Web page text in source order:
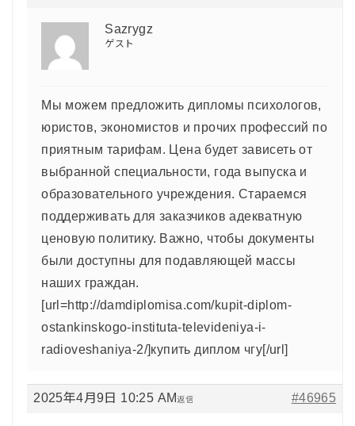
Sazrygz
ゲスト
Мы можем предложить дипломы психологов,
юристов, экономистов и прочих профессий по
приятным тарифам. Цена будет зависеть от
выбранной специальности, года выпуска и
образовательного учреждения. Стараемся
поддерживать для заказчиков адекватную
ценовую политику. Важно, чтобы документы
были доступны для подавляющей массы
наших граждан.
[url=http://damdiplomisa.com/kupit-diplom-
ostankinskogo-instituta-televideniya-i-
radioveshaniya-2/]купить диплом чгу[/url]
2025年4月9日 10:25 AM #46965
返信